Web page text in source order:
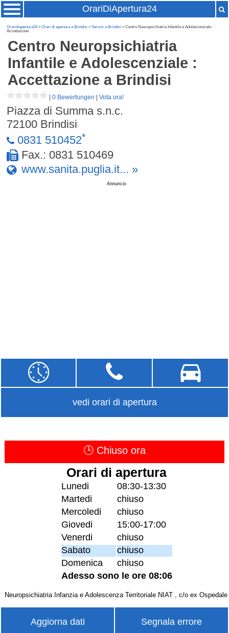
OrariDiApertura24
Oraridiapertura24»Orari di apertura a Brindisi »Servizi a Brindisi » Centro Neuropsichiatria Infantile e Adolescenziale :
Accettazione
Centro Neuropsichiatria
Infantile e Adolescenziale :
Accettazione a Brindisi
|0 Bewertungen |Vota ora!
Piazza di Summa s.n.c.
72100 Brindisi
0831 510452*
Fax.: 0831 510469
www.sanita.puglia.it... »
Annuncio
vedi orari di apertura
🕒 Chiuso ora
Orari di apertura
Lunedi
08:30-13:30
Martedi
chiuso
Mercoledi
chiuso
Giovedi
15:00-17:00
Venerdi
chiuso
Sabato
chiuso
Domenica
chiuso
Adesso sono le ore 08:06
Neuropsichiatria Infanzia e Adolescenza Territoriale NIAT , c/o ex Ospedale
Aggiorna dati Segnala errore